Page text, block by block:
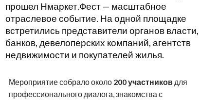
прошел Нмаркет.Фест — масштабное
отраслевое событие. На одной площадке
встретились представители органов власти,
банков, девелоперских компаний, агентств
недвижимости и покупателей жилья.
Мероприятие собрало около 200 участниковдля
профессионального диалога, знакомства с